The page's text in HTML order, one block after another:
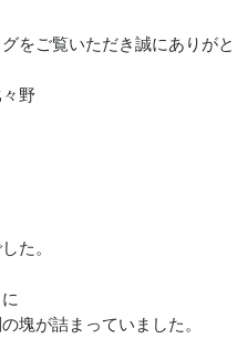
をご覧いただき誠にありがと
野
た。
塊が詰まっていました。